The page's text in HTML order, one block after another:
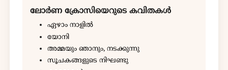
ലോർണ ക്രോസിയെറുടെ കവിതകൾ
ഏഴാം നാളിൽ
യോനി
അമ്മയും ഞാനും, നടക്കുന്നു
സൂചകങ്ങളുടെ നിഘണ്ടു